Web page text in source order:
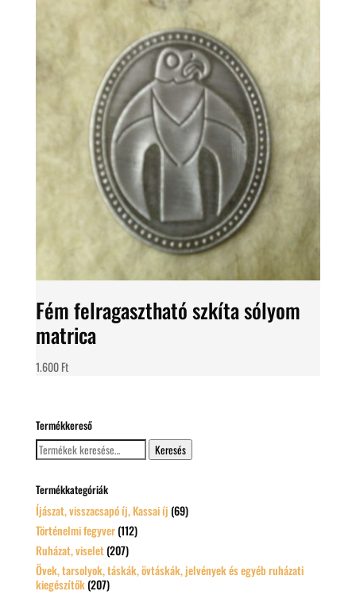
Fém felragasztható szkíta sólyom
matrica
1.600Ft
Termékkereső
Keresés
a
Keresés
Termékkategóriák
Íjászat, visszacsapó íj, Kassai íj (69)
Történelmi fegyver (112)
Ruházat, viselet (207)
Övek, tarsolyok, táskák, övtáskák, jelvények és egyéb ruházati
kiegészítők (207)